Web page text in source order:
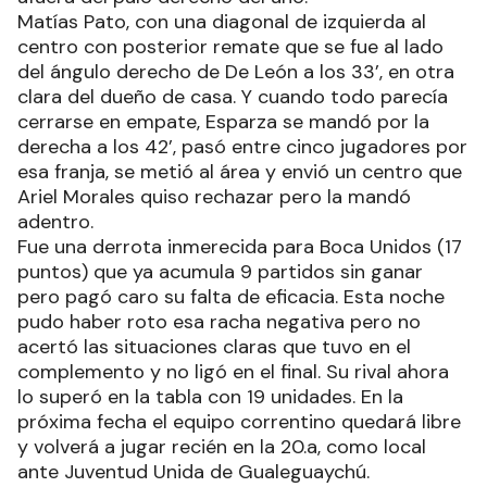
Matías Pato, con una diagonal de izquierda al
centro con posterior remate que se fue al lado
del ángulo derecho de De León a los 33’, en otra
clara del dueño de casa. Y cuando todo parecía
cerrarse en empate, Esparza se mandó por la
derecha a los 42’, pasó entre cinco jugadores por
esa franja, se metió al área y envió un centro que
Ariel Morales quiso rechazar pero la mandó
adentro.
Fue una derrota inmerecida para Boca Unidos (17
puntos) que ya acumula 9 partidos sin ganar
pero pagó caro su falta de eficacia. Esta noche
pudo haber roto esa racha negativa pero no
acertó las situaciones claras que tuvo en el
complemento y no ligó en el final. Su rival ahora
lo superó en la tabla con 19 unidades. En la
próxima fecha el equipo correntino quedará libre
y volverá a jugar recién en la 20.a, como local
ante Juventud Unida de Gualeguaychú.